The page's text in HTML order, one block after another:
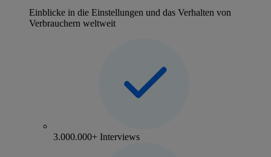
Einblicke in die Einstellungen und das Verhalten von
Verbrauchern weltweit
3.000.000+ Interviews